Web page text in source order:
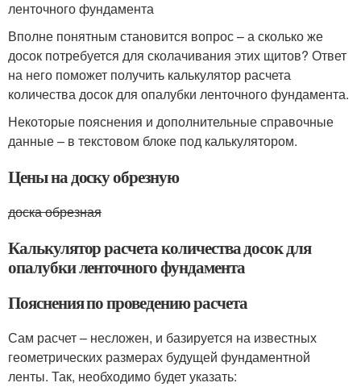
ленточного фундамента
Вполне понятным становится вопрос – а сколько же
досок потребуется для сколачивания этих щитов? Ответ
на него поможет получить калькулятор расчета
количества досок для опалубки ленточного фундамента.
Некоторые пояснения и дополнительные справочные
данные – в текстовом блоке под калькулятором.
Цены на доску обрезную
доска обрезная
Калькулятор расчета количества досок для
опалубки ленточного фундамента
Пояснения по проведению расчета
Сам расчет – несложен, и базируется на известных
геометрических размерах будущей фундаментной
ленты. Так, необходимо будет указать: